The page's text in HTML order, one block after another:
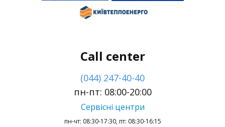
Call center
(044) 247-40-40
пн-пт: 08:00-20:00
Сервісні центри
пн-чт: 08:30-17:30, пт: 08:30-16:15